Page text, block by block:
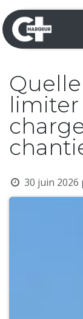
Se rendre au
30 juin 2026